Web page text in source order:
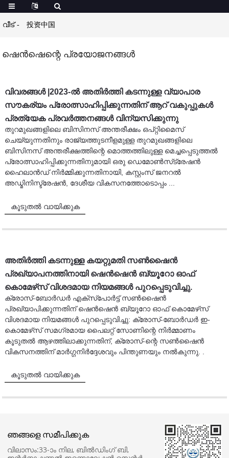
വീട് 投资中国
ഷെൻഷെന്റെ പ്രയോജനങ്ങൾ
വിവരങ്ങൾ |2023-ൽ അതിർത്തി കടന്നുള്ള വ്യാപാര
സൗകര്യം പ്രോത്സാഹിപ്പിക്കുന്നതിന് ആറ് വകുപ്പുകൾ
പ്രത്യേക പ്രവർത്തനങ്ങൾ വിന്യസിക്കുന്നു
തുറമുഖങ്ങളിലെ ബിസിനസ് അന്തരീക്ഷം ഒപ്റ്റിമൈസ്
ചെയ്യുന്നതിനും രാജ്യത്തുടനീളമുള്ള തുറമുഖങ്ങളിലെ
ബിസിനസ് അന്തരീക്ഷത്തിന്റെ മൊത്തത്തിലുള്ള മെച്ചപ്പെടുത്തൽ
പ്രോത്സാഹിപ്പിക്കുന്നതിനുമായി ഒരു ഡെമോൺസ്‌ട്രേഷൻ
ഹൈലാൻഡ് നിർമ്മിക്കുന്നതിനായി, കസ്റ്റംസ് ജനറൽ
അഡ്മിനിസ്ട്രേഷൻ, ദേശീയ വികസനത്തോടൊപ്പം ...
കൂടുതൽ വായിക്കുക
അതിർത്തി കടന്നുള്ള കയറ്റുമതി സൺഷൈൻ
പ്രഖ്യാപനത്തിനായി ഷെൻ‌ഷെൻ ബ്യൂറോ ഓഫ്
കൊമേഴ്‌സ് വിശദമായ നിയമങ്ങൾ പുറപ്പെടുവിച്ചു.
ക്രോസ്-ബോർഡർ എക്‌സ്‌പോർട്ട് സൺഷൈൻ
പ്രഖ്യാപിക്കുന്നതിന് ഷെൻ‌ഷെൻ ബ്യൂറോ ഓഫ് കൊമേഴ്‌സ്
വിശദമായ നിയമങ്ങൾ പുറപ്പെടുവിച്ചു: ക്രോസ്-ബോർഡർ ഇ-
കൊമേഴ്‌സ് സമഗ്രമായ പൈലറ്റ് സോണിന്റെ നിർമ്മാണം
കൂടുതൽ ആഴത്തിലാക്കുന്നതിന്, ക്രോസ്-ന്റെ സൺഷൈൻ
വികസനത്തിന് മാർഗ്ഗനിർദ്ദേശവും പിന്തുണയും നൽകുന്നു. .
കൂടുതൽ വായിക്കുക
ഞങ്ങളെ സമീപിക്കുക
വിലാസം:33-ാം നില, ബിൽഡിംഗ് ബി,